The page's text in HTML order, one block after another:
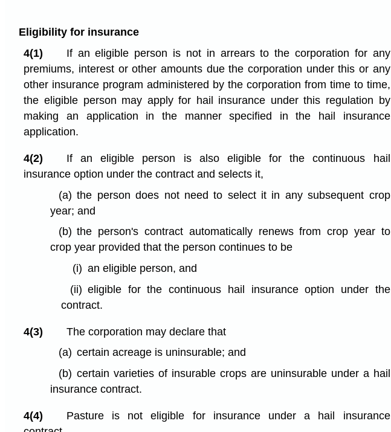
Eligibility for insurance
4(1)
If an eligible person is not in arrears to the corporation for any
premiums, interest or other amounts due the corporation under this or any
other insurance program administered by the corporation from time to time,
the eligible person may apply for hail insurance under this regulation by
making an application in the manner specified in the hail insurance
application.
4(2)
If an eligible person is also eligible for the continuous hail
insurance option under the contract and selects it,
(a) the person does not need to select it in any subsequent crop
year; and
(b) the person's contract automatically renews from crop year to
crop year provided that the person continues to be
(i) an eligible person, and
(ii) eligible for the continuous hail insurance option under the
contract.
4(3)
The corporation may declare that
(a) certain acreage is uninsurable; and
(b) certain varieties of insurable crops are uninsurable under a hail
insurance contract.
4(4)
Pasture is not eligible for insurance under a hail insurance